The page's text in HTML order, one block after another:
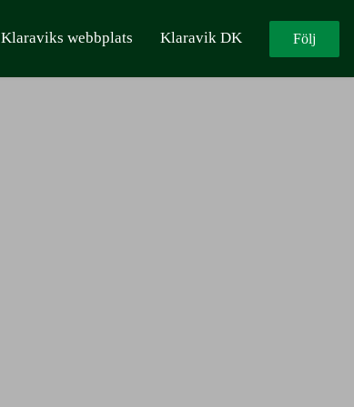
Klaraviks webbplats Klaravik DK Följ